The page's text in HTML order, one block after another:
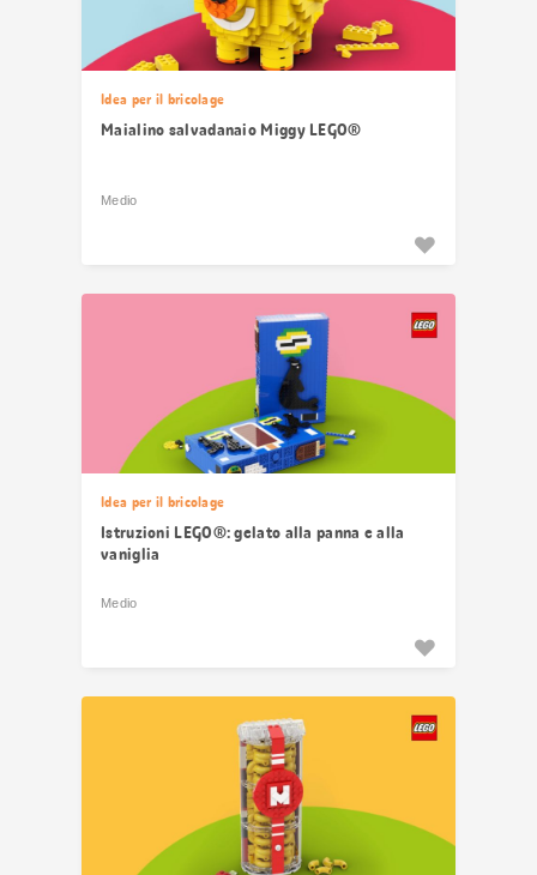
Idea per il bricolage
Maialino salvadanaio Miggy LEGO®
Medio
Idea per il bricolage
Istruzioni LEGO®: gelato alla panna e alla
vaniglia
Medio